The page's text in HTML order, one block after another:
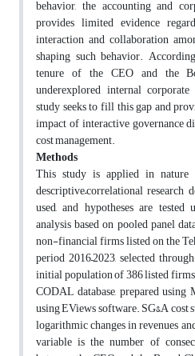
behavior, the accounting and
provides limited evidence
interaction and collaboration
shaping such behavior.
tenure of the CEO and the
underexplored internal
study seeks to fill this gap and
impact of interactive governance
cost management.
Methods
This study is applied in nature
descriptive–correlational research
used, and hypotheses are
analysis based on pooled panel
non-financial firms listed on the
period 2016–2023, selected
initial population of 386 listed
CODAL database, prepared
using EViews software. SG&A cost
logarithmic changes in revenues
variable is the number of